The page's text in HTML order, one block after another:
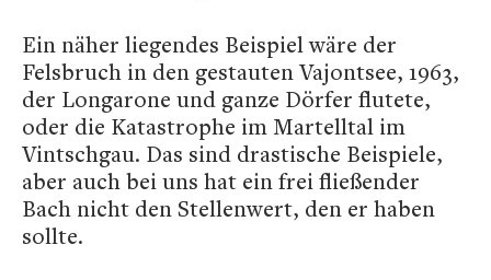
Ein näher liegendes Beispiel wäre der
Felsbruch in den gestauten Vajontsee, 1963,
der Longarone und ganze Dörfer flutete,
oder die Katastrophe im Martelltal im
Vintschgau. Das sind drastische Beispiele,
aber auch bei uns hat ein frei fließender
Bach nicht den Stellenwert, den er haben
sollte.